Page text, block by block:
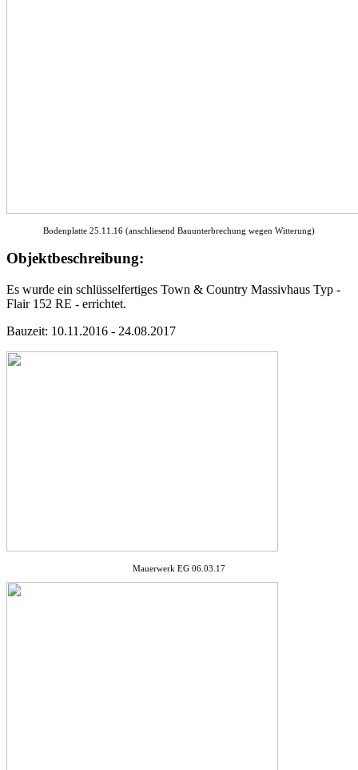
Bodenplatte 25.11.16 (anschliesend Bauunterbrechung wegen Witterung)
Objektbeschreibung:
Es wurde ein schlüsselfertiges Town & Country Massivhaus Typ -
Flair 152 RE - errichtet.
Bauzeit: 10.11.2016 - 24.08.2017
Mauerwerk EG 06.03.17